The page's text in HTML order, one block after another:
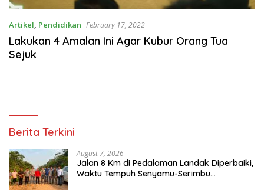
Artikel, Pendidikan February 17, 2022
Lakukan 4 Amalan Ini Agar Kubur Orang Tua
Sejuk
Berita Terkini
August 7, 2026
Jalan 8 Km di Pedalaman Landak Diperbaiki,
Waktu Tempuh Senyamu-Serimbu